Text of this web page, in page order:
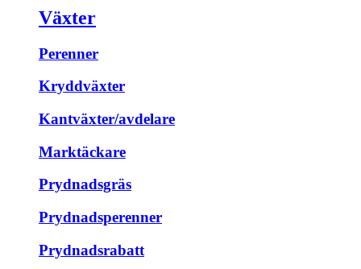
Växter
Perenner
Kryddväxter
Kantväxter/avdelare
Marktäckare
Prydnadsgräs
Prydnadsperenner
Prydnadsrabatt